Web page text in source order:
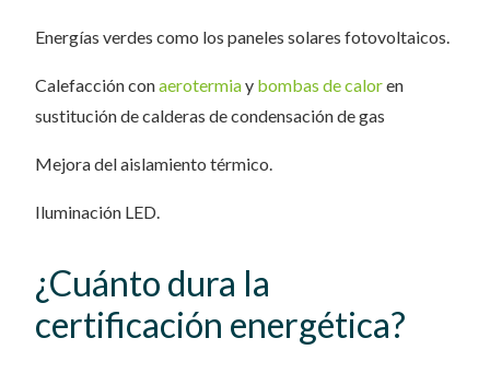
Energías verdes como los paneles solares fotovoltaicos.
Calefacción conaerotermiay bombas de caloren
sustitución de calderas de condensación de gas
Mejora del aislamiento térmico.
Iluminación LED.
¿Cuánto dura la
certificación energética?